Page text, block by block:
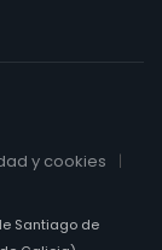
y cookies
Santiago de